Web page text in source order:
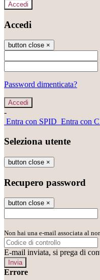
Accedi
Accedi
button close ×
Password dimenticata?
-
Entra con SPID Entra con
Seleziona utente
button close ×
Recupero password
button close ×
Non hai una e-mail associata al
E-mail inviata, si prega di
Errore